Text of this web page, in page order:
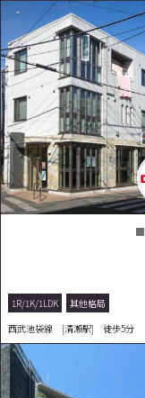
1R/1K/1LDK
其他格局
西武池袋線 [清瀬駅] 徒歩5分